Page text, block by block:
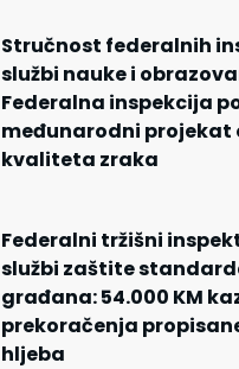
Stručnost federalnih
službi nauke i
Federalna inspekcija
međunarodni projekat
kvaliteta zraka
Federalni tržišni
službi zaštite
građana: 54.000 KM
prekoračenja
hljeba